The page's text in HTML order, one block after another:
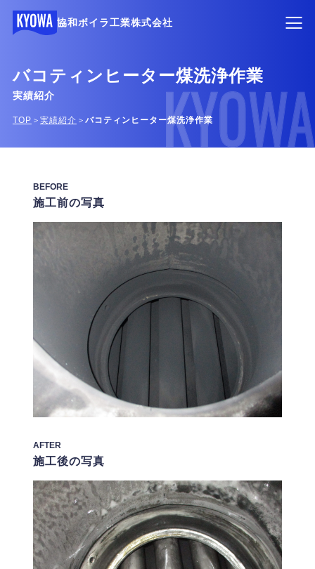
協和ボイラ工業株式会社
バコティンヒーター煤洗浄作業
実績紹介
TOP ＞ 実績紹介 ＞ バコティンヒーター煤洗浄作業
BEFORE
施工前の写真
AFTER
施工後の写真